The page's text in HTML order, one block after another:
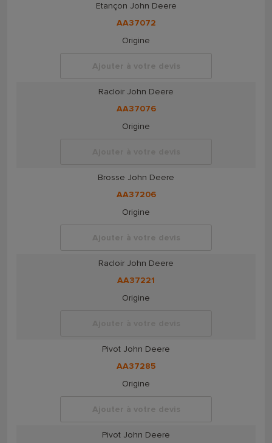
Etançon John Deere
AA37072
Origine
Ajouter à votre devis
Racloir John Deere
AA37076
Origine
Brosse John Deere
AA37206
Origine
Ajouter à votre devis
Racloir John Deere
AA37221
Origine
Pivot John Deere
AA37285
Origine
Ajouter à votre devis
Pivot John Deere